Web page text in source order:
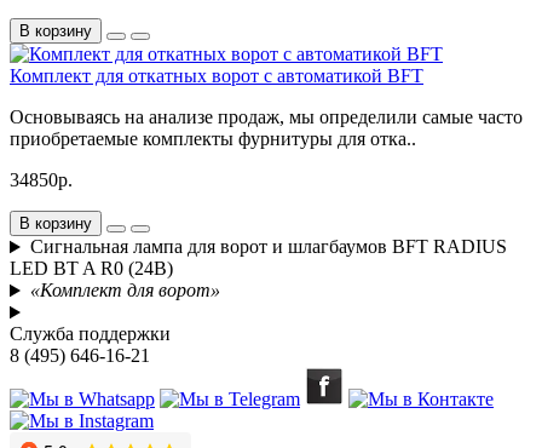
В корзину
Комплект для откатных ворот с автоматикой BFT
Основываясь на анализе продаж, мы определили самые часто
приобретаемые комплекты фурнитуры для отка..
34850р.
В корзину
Сигнальная лампа для ворот и шлагбаумов BFT RADIUS
LED BT A R0 (24В)
«Комплект для ворот»
Служба поддержки
8 (495) 646-16-21